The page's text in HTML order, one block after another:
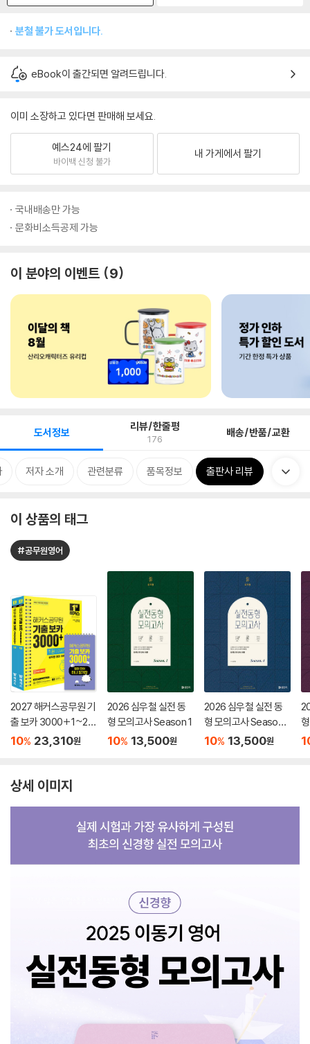
분철 불가 도서입니다.
eBook이 출간되면 알려드립니다.
이미 소장하고 있다면 판매해 보세요.
예스24에 팔기
바이백 신청 불가
내 가게에서 팔기
국내배송만 가능
문화비소득공제 가능
이 분야의 이벤트 9
도서정보 리뷰/한줄평
176 배송/반품/교환
저자 소개 관련분류 품목정보 출판사 리뷰
이 상품의 태그
#공무원영어
2027 해커스공무원 기
출 보카 3000+ 1~2권
+영어단어 미니암기장
10% 23,310원
2026 심우철 실전 동
형 모의고사 Season 1
10% 13,500원
2026 심우철 실전 동
형 모의고사 Season
4
10% 13,500원
상세 이미지